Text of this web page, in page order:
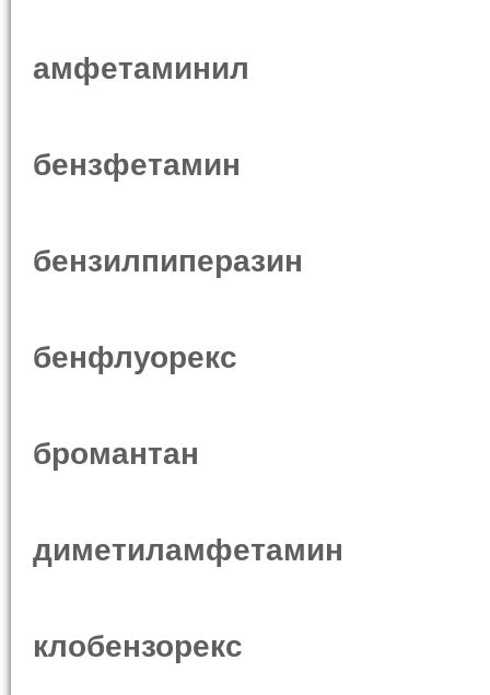
амфетаминил
бензфетамин
бензилпиперазин
бенфлуорекс
бромантан
диметиламфетамин
клобензорекс